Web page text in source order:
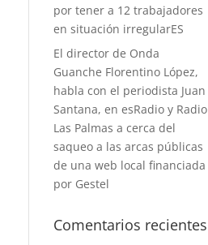
por tener a 12 trabajadores
en situación irregularES
El director de Onda
Guanche Florentino López,
habla con el periodista Juan
Santana, en esRadio y Radio
Las Palmas a cerca del
saqueo a las arcas públicas
de una web local financiada
por Gestel
Comentarios recientes